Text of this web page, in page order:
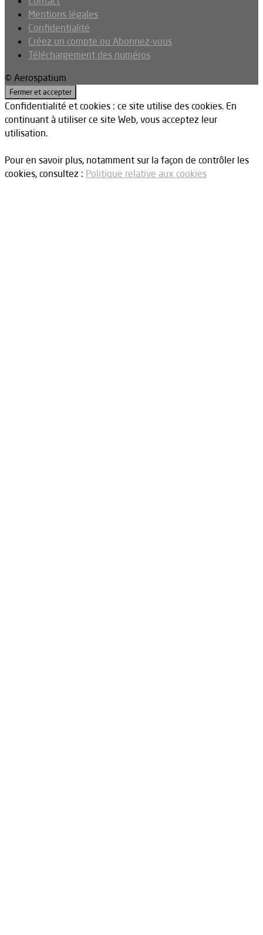
Mentions légales
Confidentialité
Créez un compte ou Abonnez-vous
Téléchargement des numéros
© Aerospatium
Confidentialité et cookies : ce site utilise des cookies. En
continuant à utiliser ce site Web, vous acceptez leur
utilisation.
Pour en savoir plus, notamment sur la façon de contrôler les
cookies, consultez : Politique relative aux cookies